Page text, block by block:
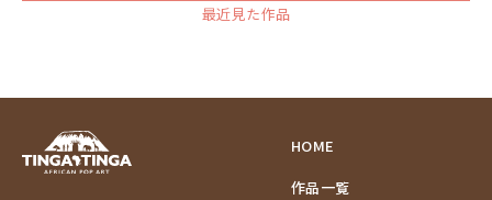
最近見た作品
HOME
作品一覧